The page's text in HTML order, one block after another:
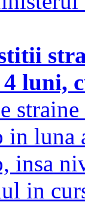
luni,
straine
in luna
insa
in